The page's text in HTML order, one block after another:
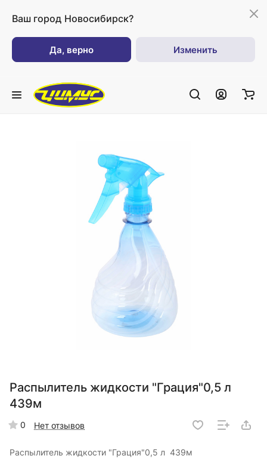
Ваш город Новосибирск?
Да, верно Изменить
Распылитель жидкости "Грация"0,5 л
439м
0 Нет отзывов
Распылитель жидкости "Грация"0,5 л 439м